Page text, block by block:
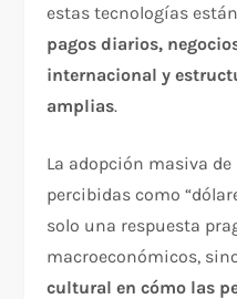
estas tecnologías
pagos diarios,
internacional y
amplias.
La adopción masiva
percibidas como
solo una respuesta
macroeconómicos,
cultural en cómo las